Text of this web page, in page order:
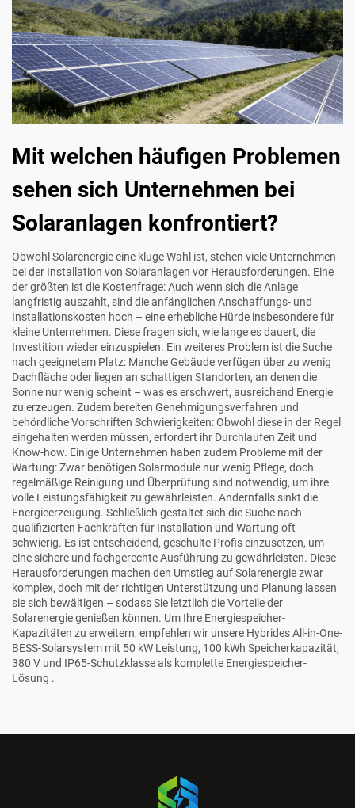
Mit welchen häufigen Problemen
sehen sich Unternehmen bei
Solaranlagen konfrontiert?
Obwohl Solarenergie eine kluge Wahl ist, stehen viele Unternehmen
bei der Installation von Solaranlagen vor Herausforderungen. Eine
der größten ist die Kostenfrage: Auch wenn sich die Anlage
langfristig auszahlt, sind die anfänglichen Anschaffungs- und
Installationskosten hoch – eine erhebliche Hürde insbesondere für
kleine Unternehmen. Diese fragen sich, wie lange es dauert, die
Investition wieder einzuspielen. Ein weiteres Problem ist die Suche
nach geeignetem Platz: Manche Gebäude verfügen über zu wenig
Dachfläche oder liegen an schattigen Standorten, an denen die
Sonne nur wenig scheint – was es erschwert, ausreichend Energie
zu erzeugen. Zudem bereiten Genehmigungsverfahren und
behördliche Vorschriften Schwierigkeiten: Obwohl diese in der Regel
eingehalten werden müssen, erfordert ihr Durchlaufen Zeit und
Know-how. Einige Unternehmen haben zudem Probleme mit der
Wartung: Zwar benötigen Solarmodule nur wenig Pflege, doch
regelmäßige Reinigung und Überprüfung sind notwendig, um ihre
volle Leistungsfähigkeit zu gewährleisten. Andernfalls sinkt die
Energieerzeugung. Schließlich gestaltet sich die Suche nach
qualifizierten Fachkräften für Installation und Wartung oft
schwierig. Es ist entscheidend, geschulte Profis einzusetzen, um
eine sichere und fachgerechte Ausführung zu gewährleisten. Diese
Herausforderungen machen den Umstieg auf Solarenergie zwar
komplex, doch mit der richtigen Unterstützung und Planung lassen
sie sich bewältigen – sodass Sie letztlich die Vorteile der
Solarenergie genießen können. Um Ihre Energiespeicher-
Kapazitäten zu erweitern, empfehlen wir unsere Hybrides All-in-One-
BESS-Solarsystem mit 50 kW Leistung, 100 kWh Speicherkapazität,
380 V und IP65-Schutzklasse als komplette Energiespeicher-
Lösung .